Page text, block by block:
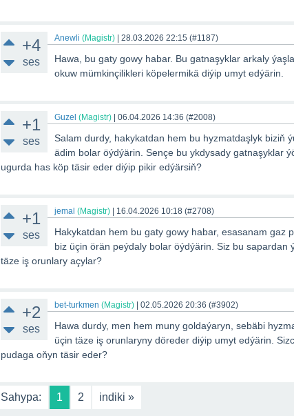
+4
ses
Anewli (Magistr) 28.03.2026 22:15 (#1187)
Hawa, bu gaty gowy habar. Bu gatnaşyklar arkaly
okuw mümkinçilikleri köpelermikä diýip umyt edýärin.
+1
ses
Guzel (Magistr) 06.04.2026 14:36 (#2008)
Salam durdy, hakykatdan hem bu hyzmatdaşlyk biziň
ädim bolar öýdýärin. Sençe bu ykdysady gatnaşyklar
ugurda has köp täsir eder diýip pikir edýärsiň?
+1
ses
jemal (Magistr) 16.04.2026 10:18 (#2708)
Hakykatdan hem bu gaty gowy habar, esasanam gaz
biz üçin örän peýdaly bolar öýdýärin. Siz bu sapardan
täze iş orunlary açylar?
+2
ses
bet-turkmen (Magistr) 02.05.2026 20:36 (#3902)
Hawa durdy, men hem muny goldaýaryn, sebäbi
üçin täze iş orunlaryny döreder diýip umyt edýärin.
pudaga oňyn täsir eder?
Sahypa: 1 2 indiki »